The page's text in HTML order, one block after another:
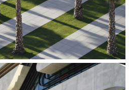
CD 2807
100 x 67,5 x 14 cm